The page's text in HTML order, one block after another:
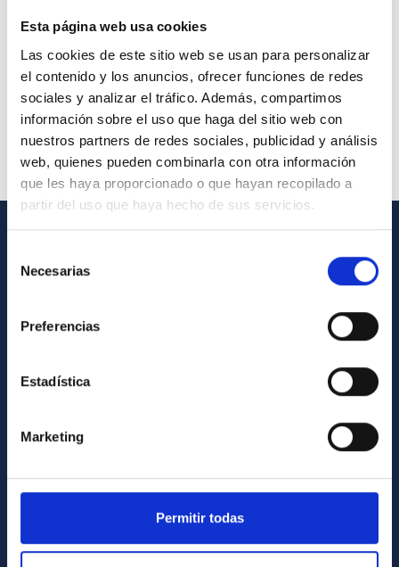
Esta página web usa cookies
Las cookies de este sitio web se usan para personalizar
el contenido y los anuncios, ofrecer funciones de redes
sociales y analizar el tráfico. Además, compartimos
información sobre el uso que haga del sitio web con
nuestros partners de redes sociales, publicidad y análisis
web, quienes pueden combinarla con otra información
que les haya proporcionado o que hayan recopilado a
partir del uso que haya hecho de sus servicios.
Necesarias
Preferencias
Estadística
Marketing
Permitir todas
Cómo llegar al IAC
Biblioteca
Legislación
Código ético y política antifraude